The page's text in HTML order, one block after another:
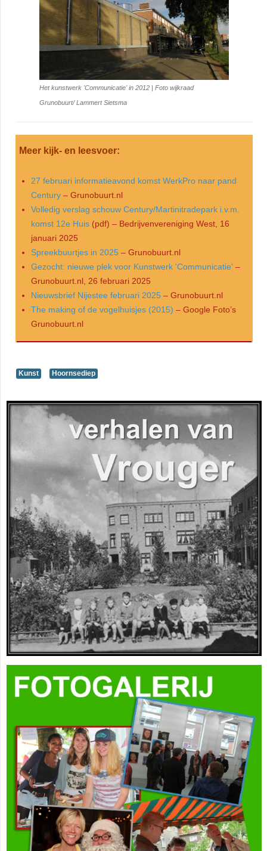
Het kunstwerk 'Communicatie' in 2012 | Foto wijkraad
Grunobuurt/ Lammert Sietsma
Meer kijk- en leesvoer:
27 februari informatieavond komst WerkPro naar pand
Century – Grunobuurt.nl
Volledig verslag schouw Century/Martinitradepark i.v.m.
komst 12e Huis (pdf) – Bedrijvenvereniging West, 16
januari 2025
Spreekbuurtjes in 2025 – Grunobuurt.nl
Gezocht: nieuwe plek voor Kunstwerk 'Communicatie' –
Grunobuurt.nl, 26 februari 2025
Nieuwsbrief Nijestee februari 2025 – Grunobuurt.nl
The making of de vogelhuisjes (2015) – Google Foto’s
Grunobuurt.nl
Kunst Hoornsediep